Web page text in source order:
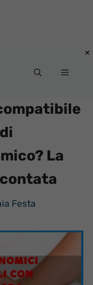
Menu
La
Festa